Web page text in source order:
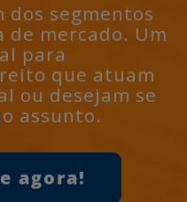
dos segmentos
de mercado. Um
para
que atuam
ou desejam se
assunto.
agora!